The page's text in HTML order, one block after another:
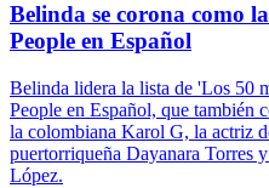
Belinda se corona como
People en Español
Belinda lidera la lista de 'Los 50
People en Español, que también
la colombiana Karol G, la actriz
puertorriqueña Dayanara Torres
López.